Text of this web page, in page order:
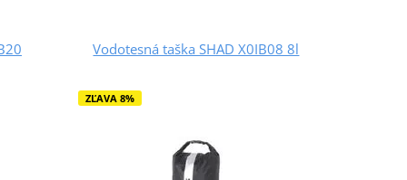
Vodotesná taška SHAD X0IB08 8l
ZĽAVA 8%